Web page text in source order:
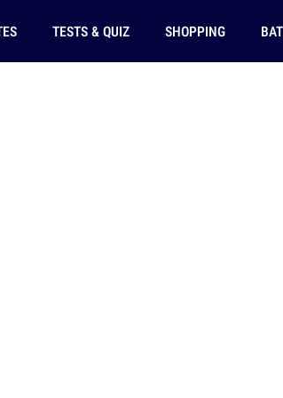
TESTS & QUIZ SHOPPING